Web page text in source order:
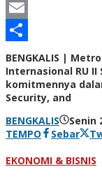
Line
Email
Share
BENGKALIS |
Internasional RU
komitmennya
Security, and
BENGKALIS
Senin
TEMPO
Sebar
EKONOMI & BISNIS